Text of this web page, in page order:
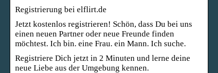
Registrierung bei elflirt.de
Jetzt kostenlos registrieren! Schön, dass Du bei uns
einen neuen Partner oder neue Freunde finden
möchtest. Ich bin. eine Frau. ein Mann. Ich suche.
Registriere Dich jetzt in 2 Minuten und lerne deine
neue Liebe aus der Umgebung kennen.